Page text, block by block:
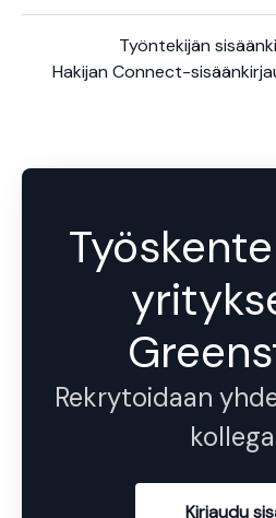
Työntekijän
Hakijan Connect-
Rekrytoidaan
Kirjaudu